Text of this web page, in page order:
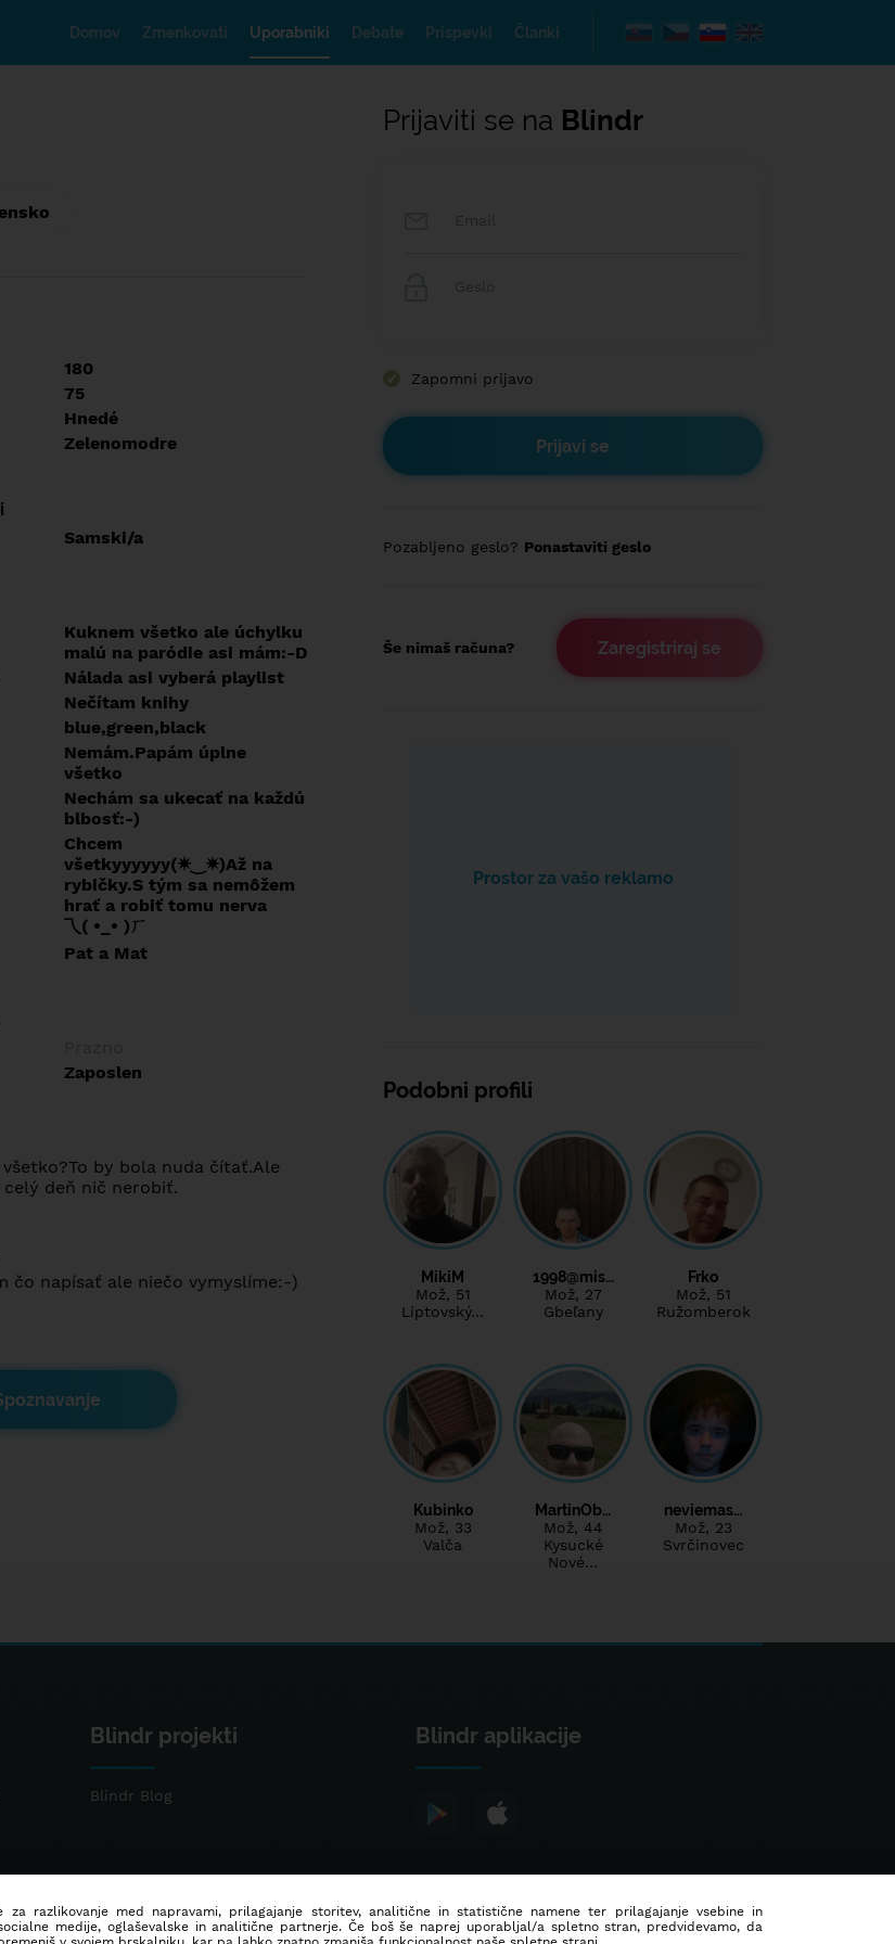
Domov Zmenkovati Uporabniki Debate Prispevki Članki
180
75
Hnedé
Zelenomodre
Samski/a
Kuknem všetko ale úchylku
malú na paródie asi mám:⁠-⁠D
Nálada asi vyberá playlist
Nečítam knihy
blue,green,black
Nemám.Papám úplne
všetko
Nechám sa ukecať na každú
blbosť:⁠-⁠)
Chcem
všetkyyyyyy(⁠✷⁠‿⁠✷⁠)Až na
rybičky.S tým sa nemôžem
hrať a robiť tomu nerva
乁⁠(⁠ ⁠•⁠_⁠•⁠ ⁠)⁠ㄏ
Pat a Mat
Zaposlen
by bola nuda čítať.Ale
deň nič nerobiť.
čo napísať ale niečo vymyslíme:⁠-⁠)
Prijaviti se na Blindr
Zapomni prijavo
Pozabljeno geslo? Ponastaviti geslo
Še nimaš računa? Zaregistriraj se
Prostor za vašo reklamo
Podobni profili
MikiM
Mož, 51
Liptovský…
1998@mis…
Mož, 27
Gbeľany
Frko
Mož, 51
Ružomberok
Kubinko
Mož, 33
Valča
MartinOb…
Mož, 44
Kysucké
Nové…
neviemas…
Mož, 23
Svrčinovec
Blindr projekti
Blindr Blog
Blindr aplikacije
razlikovanje med napravami, prilagajanje storitev, analitične in statistične namene ter prilagajanje vsebine in
medije, oglaševalske in analitične partnerje. Če boš še naprej uporabljal/a spletno stran, predvidevamo, da